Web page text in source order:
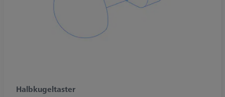
Halbkugeltaster